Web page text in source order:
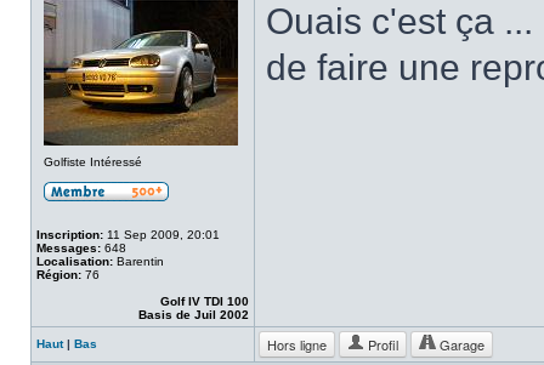
Golfiste Intéressé
Inscription: 11 Sep 2009, 20:01
Messages: 648
Localisation: Barentin
Région: 76
Golf IV TDI 100
Basis de Juil 2002
Ouais c'est ça
de faire une
Haut| Bas Hors ligne Profil Garage